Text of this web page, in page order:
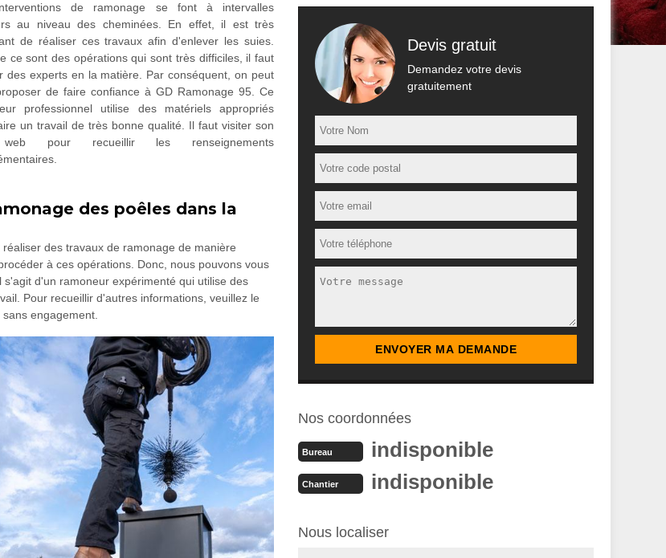
de ramonage se font à intervalles
au niveau des cheminées. En effet, il est très
de réaliser ces travaux afin d'enlever les suies.
ce sont des opérations qui sont très difficiles, il faut
des experts en la matière. Par conséquent, on peut
de faire confiance à GD Ramonage 95. Ce
professionnel utilise des matériels appropriés
un travail de très bonne qualité. Il faut visiter son
pour recueillir les renseignements
des poêles dans la
des travaux de ramonage de manière
à ces opérations. Donc, nous pouvons vous
d'un ramoneur expérimenté qui utilise des
Pour recueillir d'autres informations, veuillez le
engagement.
Devis gratuit
Demandez votre devis
gratuitement
Nos coordonnées
Bureau indisponible
Chantier indisponible
Nous localiser